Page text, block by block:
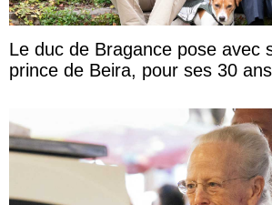
Le duc de Bragance pose avec
prince de Beira, pour ses 30 ans